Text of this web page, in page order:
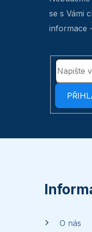
se s Vámi
informace
O nás